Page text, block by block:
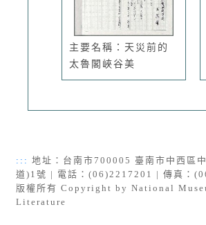
主要名稱：天災前的
太魯閣峽谷美
::: 地址：台南市700005 臺南市中西區
道)1號 | 電話：(06)2217201 | 傳真：
版權所有 Copyright by National
Literature